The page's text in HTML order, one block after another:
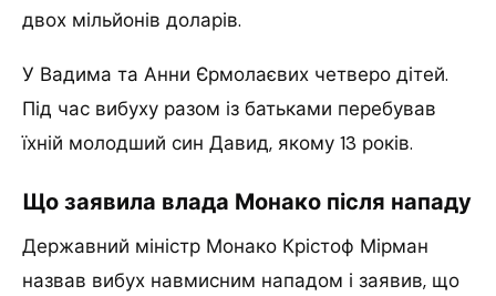
двох мільйонів доларів.
У Вадима та Анни Єрмолаєвих четверо дітей.
Під час вибуху разом із батьками перебував
їхній молодший син Давид, якому 13 років.
Що заявила влада Монако після нападу
Державний міністр Монако Крістоф Мірман
назвав вибух навмисним нападом і заявив, що